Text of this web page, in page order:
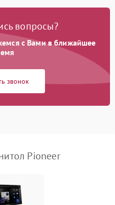
вопросы?
с Вами в ближайшее
звонок
Pioneer